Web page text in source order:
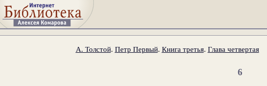
А. Толстой. Петр Первый. Книга третья. Глава четвертая
6